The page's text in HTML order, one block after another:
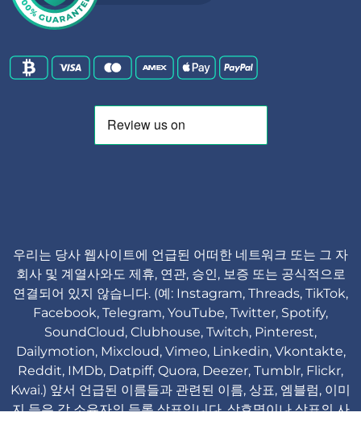
우리는 당사 웹사이트에 언급된 어떠한 네트워크 또는 그 자
회사 및 계열사와도 제휴, 연관, 승인, 보증 또는 공식적으로
연결되어 있지 않습니다. (예: Instagram, Threads, TikTok,
Facebook, Telegram, YouTube, Twitter, Spotify,
SoundCloud, Clubhouse, Twitch, Pinterest,
Dailymotion, Mixcloud, Vimeo, Linkedin, Vkontakte,
Reddit, IMDb, Datpiff, Quora, Deezer, Tumblr, Flickr,
Kwai.) 앞서 언급된 이름들과 관련된 이름, 상표, 엠블럼, 이미
지 등은 각 소유자의 등록 상표입니다. 상호명이나 상표의 사